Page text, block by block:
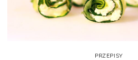
PRZEPISY